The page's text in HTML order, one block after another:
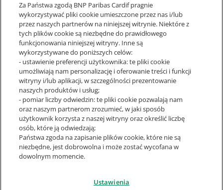
Samochód
Dom i mieszkanie
BNP PARIBAS CARDIF
Dla Partnerów
Aktualności
BNP Paribas Cardif w Polsce
Kariera
Kontakt
OBSERWUJ NAS
Linkedin
Google
Za Państwa zgodą BNP Paribas Cardif pragnie
wykorzystywać pliki cookie umieszczone przez nas i/lub
przez naszych partnerów na niniejszej witrynie. Niektóre z
tych plików cookie są niezbędne do prawidłowego
funkcjonowania niniejszej witryny. Inne są
wykorzystywane do poniższych celów:
- ustawienie preferencji użytkownika: te pliki cookie
umożliwiają nam personalizację i oferowanie treści i funkcji
witryny i/lub aplikacji, w szczególności prezentowanie
naszych produktów i usług;
- pomiar liczby odwiedzin: te pliki cookie pozwalają nam
oraz naszym partnerom zrozumieć, w jaki sposób
użytkownik korzysta z naszej witryny oraz określić liczbę
osób, które ją odwiedzają;
Państwa zgoda na zapisanie plików cookie, które nie są
niezbędne, jest dobrowolna i może zostać wycofana w
dowolnym momencie.
Ustawienia